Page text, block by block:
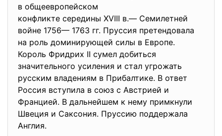
в общеевропейском
конфликте середины XVIII в.— Семилетней
войне 1756— 1763 гг. Пруссия претендовала
на роль доминирующей силы в Европе.
Король Фридрих II сумел добиться
значительного усиления и стал угрожать
русским владениям в Прибалтике. В ответ
Россия вступила в союз с Австрией и
Францией. В дальнейшем к нему примкнули
Швеция и Саксония. Пруссию поддержала
Англия.